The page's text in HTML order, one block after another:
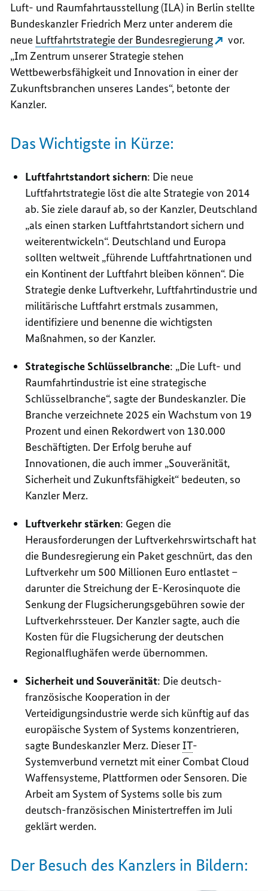
Luft- und Raumfahrtausstellung (ILA) in Berlin stellte
Bundeskanzler Friedrich Merz unter anderem die
neue Luftfahrtstrategie der Bundesregierung
vor.
„Im Zentrum unserer Strategie stehen
Wettbewerbsfähigkeit und Innovation in einer der
Zukunftsbranchen unseres Landes“, betonte der
Kanzler.
Das Wichtigste in Kürze:
Luftfahrtstandort sichern: Die neue
Luftfahrtstrategie löst die alte Strategie von 2014
ab. Sie ziele darauf ab, so der Kanzler, Deutschland
„als einen starken Luftfahrtstandort sichern und
weiterentwickeln“. Deutschland und Europa
sollten weltweit „führende Luftfahrtnationen und
ein Kontinent der Luftfahrt bleiben können“. Die
Strategie denke Luftverkehr, Luftfahrtindustrie und
militärische Luftfahrt erstmals zusammen,
identifiziere und benenne die wichtigsten
Maßnahmen, so der Kanzler.
Strategische Schlüsselbranche: „Die Luft- und
Raumfahrtindustrie ist eine strategische
Schlüsselbranche“, sagte der Bundeskanzler. Die
Branche verzeichnete 2025 ein Wachstum von 19
Prozent und einen Rekordwert von 130.000
Beschäftigten. Der Erfolg beruhe auf
Innovationen, die auch immer „Souveränität,
Sicherheit und Zukunftsfähigkeit“ bedeuten, so
Kanzler Merz.
Luftverkehr stärken: Gegen die
Herausforderungen der Luftverkehrswirtschaft hat
die Bundesregierung ein Paket geschnürt, das den
Luftverkehr um 500 Millionen Euro entlastet –
darunter die Streichung der E-Kerosinquote die
Senkung der Flugsicherungsgebühren sowie der
Luftverkehrssteuer. Der Kanzler sagte, auch die
Kosten für die Flugsicherung der deutschen
Regionalflughäfen werde übernommen.
Sicherheit und Souveränität: Die deutsch-
französische Kooperation in der
Verteidigungsindustrie werde sich künftig auf das
europäische System of Systems konzentrieren,
sagte Bundeskanzler Merz. DieserIT-
Systemverbund vernetzt mit einer Combat Cloud
Waffensysteme, Plattformen oder Sensoren. Die
Arbeit am System of Systems solle bis zum
deutsch-französischen Ministertreffen im Juli
geklärt werden.
Der Besuch des Kanzlers in Bildern: